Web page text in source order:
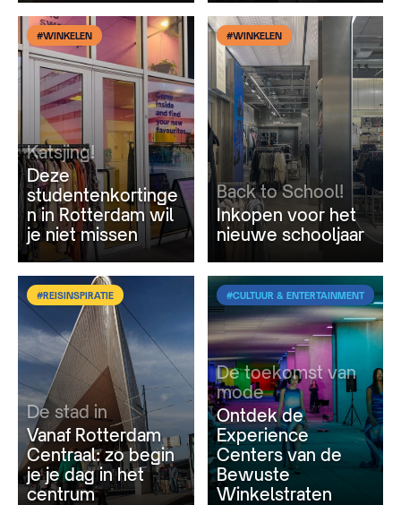
#WINKELEN
Katsjing!
Deze
studentenkortinge
n in Rotterdam wil
je niet missen
#WINKELEN
Back to School!
Inkopen voor het
nieuwe schooljaar
#REISINSPIRATIE
De stad in
Vanaf Rotterdam
Centraal: zo begin
je je dag in het
centrum
#CULTUUR & ENTERTAINMENT
De toekomst van
mode
Ontdek de
Experience
Centers van de
Bewuste
Winkelstraten